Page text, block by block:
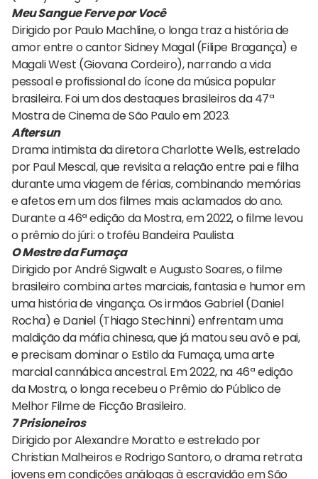
Meu Sangue Ferve por Você
Dirigido por Paulo Machline, o longa traz a história de
amor entre o cantor Sidney Magal (Filipe Bragança) e
Magali West (Giovana Cordeiro), narrando a vida
pessoal e profissional do ícone da música popular
brasileira. Foi um dos destaques brasileiros da 47ª
Mostra de Cinema de São Paulo em 2023.
Aftersun
Drama intimista da diretora Charlotte Wells, estrelado
por Paul Mescal, que revisita a relação entre pai e filha
durante uma viagem de férias, combinando memórias
e afetos em um dos filmes mais aclamados do ano.
Durante a 46ª edição da Mostra, em 2022, o filme levou
o prêmio do júri: o troféu Bandeira Paulista.
O Mestre da Fumaça
Dirigido por André Sigwalt e Augusto Soares, o filme
brasileiro combina artes marciais, fantasia e humor em
uma história de vingança. Os irmãos Gabriel (Daniel
Rocha) e Daniel (Thiago Stechinni) enfrentam uma
maldição da máfia chinesa, que já matou seu avô e pai,
e precisam dominar o Estilo da Fumaça, uma arte
marcial cannábica ancestral. Em 2022, na 46ª edição
da Mostra, o longa recebeu o Prêmio do Público de
Melhor Filme de Ficção Brasileiro.
7 Prisioneiros
Dirigido por Alexandre Moratto e estrelado por
Christian Malheiros e Rodrigo Santoro, o drama retrata
jovens em condições análogas à escravidão em São